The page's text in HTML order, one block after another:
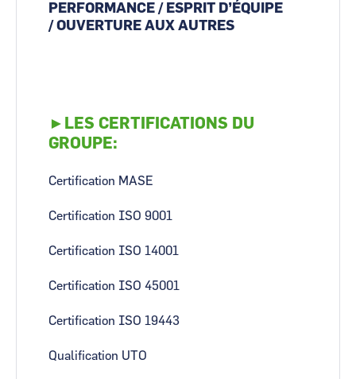
PERFORMANCE / ESPRIT D’ÉQUIPE
/ OUVERTURE AUX AUTRES
►LES CERTIFICATIONS DU
GROUPE:
Certification MASE
Certification ISO 9001
Certification ISO 14001
Certification ISO 45001
Certification ISO 19443
Qualification UTO